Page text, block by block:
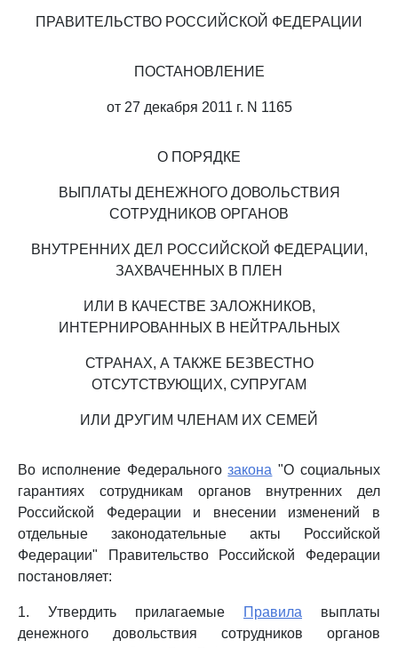
ПРАВИТЕЛЬСТВО РОССИЙСКОЙ ФЕДЕРАЦИИ
ПОСТАНОВЛЕНИЕ
от 27 декабря 2011 г. N 1165
О ПОРЯДКЕ
ВЫПЛАТЫ ДЕНЕЖНОГО ДОВОЛЬСТВИЯ
СОТРУДНИКОВ ОРГАНОВ
ВНУТРЕННИХ ДЕЛ РОССИЙСКОЙ ФЕДЕРАЦИИ,
ЗАХВАЧЕННЫХ В ПЛЕН
ИЛИ В КАЧЕСТВЕ ЗАЛОЖНИКОВ,
ИНТЕРНИРОВАННЫХ В НЕЙТРАЛЬНЫХ
СТРАНАХ, А ТАКЖЕ БЕЗВЕСТНО
ОТСУТСТВУЮЩИХ, СУПРУГАМ
ИЛИ ДРУГИМ ЧЛЕНАМ ИХ СЕМЕЙ
Во исполнение Федеральногозакона "О социальных
гарантиях сотрудникам органов внутренних дел
Российской Федерации и внесении изменений в
отдельные законодательные акты Российской
Федерации" Правительство Российской Федерации
постановляет:
1. Утвердить прилагаемые Правила выплаты
денежного довольствия сотрудников органов